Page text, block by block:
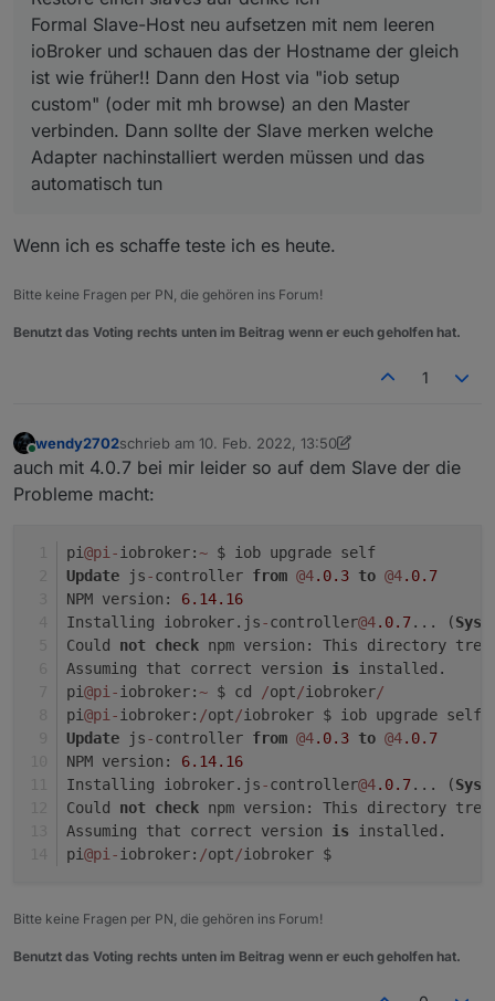
Das bringt eher die Frage nach generell dem Restore
einen slaves auf denke ich :-)
Formal Slave-Host neu aufsetzen mit nem leeren
ioBroker und schauen das der Hostname der gleich
ist wie früher!! Dann den Host via "iob setup
custom" (oder mit mh browse) an den Master
verbinden. Dann sollte der Slave merken welche
Adapter nachinstalliert werden müssen und das
Formal Slave-Host neu aufsetzen mit nem leeren
ioBroker und schauen das der Hostname der gleich
ist wie früher!! Dann den Host via "iob setup
custom" (oder mit mh browse) an den Master
verbinden. Dann sollte der Slave merken welche
Adapter nachinstalliert werden müssen und das
automatisch tun
Wenn ich es schaffe teste ich es heute.
Bitte keine Fragen per PN, die gehören ins Forum!
Benutzt das Voting rechts unten im Beitrag wenn er euch geholfen hat.
1
Online
wendy2702schrieb am 10. Feb. 2022, 13:50
zuletzt editiert von wendy27022. Okt. 2022, 14:52
auch mit 4.0.7 bei mir leider so auf dem Slave der die
Probleme macht:
pi@pi-iobroker:~ $ iob upgrade self
Update js-controller from @4.0.3 to @4.0.7
NPM version: 6.14.16
Installing iobroker.js-controller@4.0.7... (
Could not check npm version: This directory
Assuming that correct version is installed.
pi@pi-iobroker:~ $ cd /opt/iobroker/
pi@pi-iobroker: /opt/iobroker $ iob upgrade self
Update js-controller from @4.0.3 to @4.0.7
NPM version: 6.14.16
Installing iobroker.js-controller@4.0.7... (
Could not check npm version: This directory
Assuming that correct version is installed.
pi@pi-iobroker: /opt/iobroker $
Bitte keine Fragen per PN, die gehören ins Forum!
Benutzt das Voting rechts unten im Beitrag wenn er euch geholfen hat.